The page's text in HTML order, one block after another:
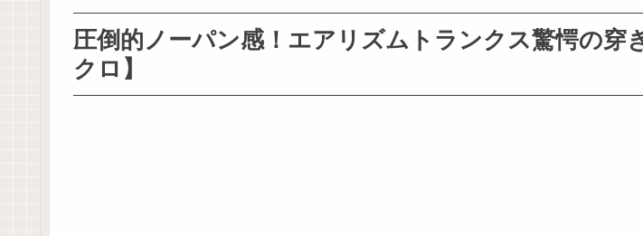
圧倒的ノーパン感！エアリズムトランクス驚愕の穿
クロ】